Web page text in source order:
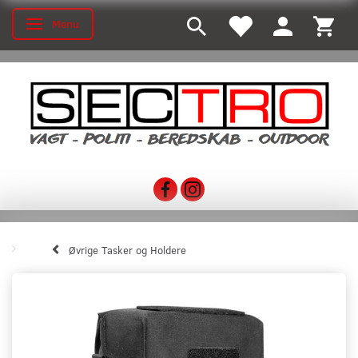
Toggle navigation
Menu
Øvrige Tasker og Holdere